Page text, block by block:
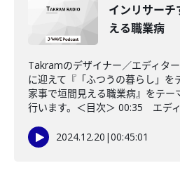
インリサー
える職業病
Takramのデザイナー／エディタ
に迎えて『「ふつうの暮らし」を
家事で垣間見える職業病』をテー
行います。＜目次＞ 00:35 エデ
2024.12.20 |00:45:01